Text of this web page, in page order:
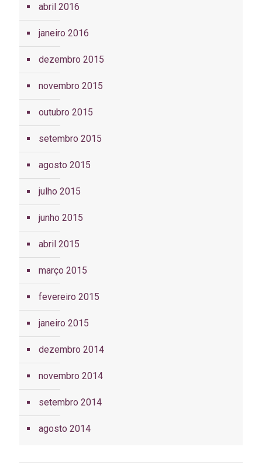
abril 2016
janeiro 2016
dezembro 2015
novembro 2015
outubro 2015
setembro 2015
agosto 2015
julho 2015
junho 2015
abril 2015
março 2015
fevereiro 2015
janeiro 2015
dezembro 2014
novembro 2014
setembro 2014
agosto 2014